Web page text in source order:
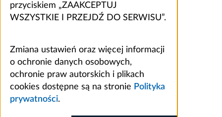
przyciskiem „ZAAKCEPTUJ
WSZYSTKIE I PRZEJDŹ DO SERWISU”.
Zmiana ustawień oraz więcej informacji
o ochronie danych osobowych,
ochronie praw autorskich i plikach
cookies dostępne są na stronie Polityka
prywatności.